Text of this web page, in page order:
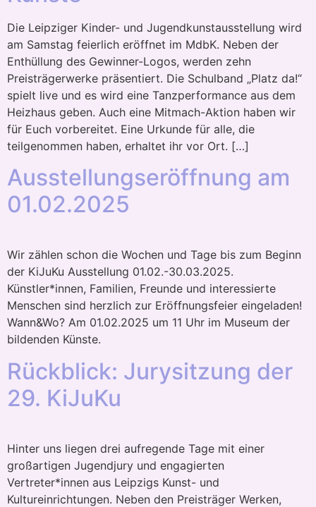
Die Leipziger Kinder- und Jugendkunstausstellung wird
am Samstag feierlich eröffnet im MdbK. Neben der
Enthüllung des Gewinner-Logos, werden zehn
Preisträgerwerke präsentiert. Die Schulband „Platz da!“
spielt live und es wird eine Tanzperformance aus dem
Heizhaus geben. Auch eine Mitmach-Aktion haben wir
für Euch vorbereitet. Eine Urkunde für alle, die
teilgenommen haben, erhaltet ihr vor Ort. […]
Ausstellungseröffnung am
01.02.2025
Wir zählen schon die Wochen und Tage bis zum Beginn
der KiJuKu Ausstellung 01.02.-30.03.2025.
Künstler*innen, Familien, Freunde und interessierte
Menschen sind herzlich zur Eröffnungsfeier eingeladen!
Wann&Wo? Am 01.02.2025 um 11 Uhr im Museum der
bildenden Künste.
Rückblick: Jurysitzung der
29. KiJuKu
Hinter uns liegen drei aufregende Tage mit einer
großartigen Jugendjury und engagierten
Vertreter*innen aus Leipzigs Kunst- und
Kultureinrichtungen. Neben den Preisträger Werken,